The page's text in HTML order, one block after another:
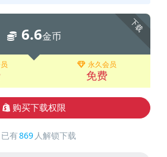
下载
6.6金币
永久会员
免费
购买下载权限
已有869 人解锁下载